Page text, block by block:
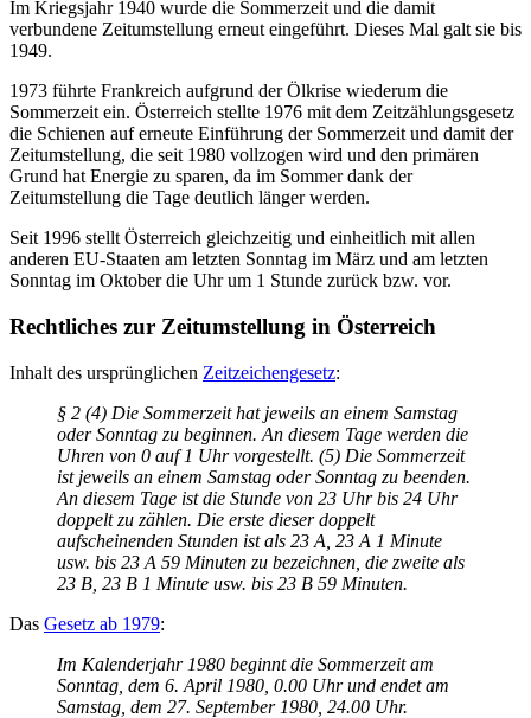
Im Kriegsjahr 1940 wurde die Sommerzeit und die damit
verbundene Zeitumstellung erneut eingeführt. Dieses Mal galt sie bis
1949.
1973 führte Frankreich aufgrund der Ölkrise wiederum die
Sommerzeit ein. Österreich stellte 1976 mit dem Zeitzählungsgesetz
die Schienen auf erneute Einführung der Sommerzeit und damit der
Zeitumstellung, die seit 1980 vollzogen wird und den primären
Grund hat Energie zu sparen, da im Sommer dank der
Zeitumstellung die Tage deutlich länger werden.
Seit 1996 stellt Österreich gleichzeitig und einheitlich mit allen
anderen EU-Staaten am letzten Sonntag im März und am letzten
Sonntag im Oktober die Uhr um 1 Stunde zurück bzw. vor.
Rechtliches zur Zeitumstellung in Österreich
Inhalt des ursprünglichen Zeitzeichengesetz:
§ 2 (4) Die Sommerzeit hat jeweils an einem Samstag
oder Sonntag zu beginnen. An diesem Tage werden die
Uhren von 0 auf 1 Uhr vorgestellt. (5) Die Sommerzeit
ist jeweils an einem Samstag oder Sonntag zu beenden.
An diesem Tage ist die Stunde von 23 Uhr bis 24 Uhr
doppelt zu zählen. Die erste dieser doppelt
aufscheinenden Stunden ist als 23 A, 23 A 1 Minute
usw. bis 23 A 59 Minuten zu bezeichnen, die zweite als
23 B, 23 B 1 Minute usw. bis 23 B 59 Minuten.
Das Gesetz ab 1979:
Im Kalenderjahr 1980 beginnt die Sommerzeit am
Sonntag, dem 6. April 1980, 0.00 Uhr und endet am
Samstag, dem 27. September 1980, 24.00 Uhr.